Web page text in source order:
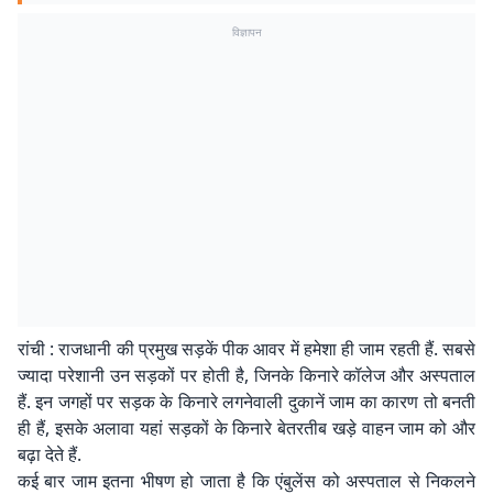
विज्ञापन
रांची : राजधानी की प्रमुख सड़कें पीक आवर में हमेशा ही जाम रहती हैं. सबसे
ज्यादा परेशानी उन सड़कों पर होती है, जिनके किनारे कॉलेज और अस्पताल
हैं. इन जगहों पर सड़क के किनारे लगनेवाली दुकानें जाम का कारण तो बनती
ही हैं, इसके अलावा यहां सड़कों के किनारे बेतरतीब खड़े वाहन जाम को और
बढ़ा देते हैं.
कई बार जाम इतना भीषण हो जाता है कि एंबुलेंस को अस्पताल से निकलने